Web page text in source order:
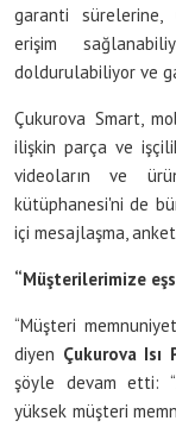
garanti
erişim
doldurulabiliyor ve
Çukurova Smart,
ilişkin parça ve
videoların ve
kütüphanesi'ni de
içi mesajlaşma,
“Müşterilerimize
“Müşteri
diyen Çukurova Isı
şöyle devam etti:
yüksek müşteri